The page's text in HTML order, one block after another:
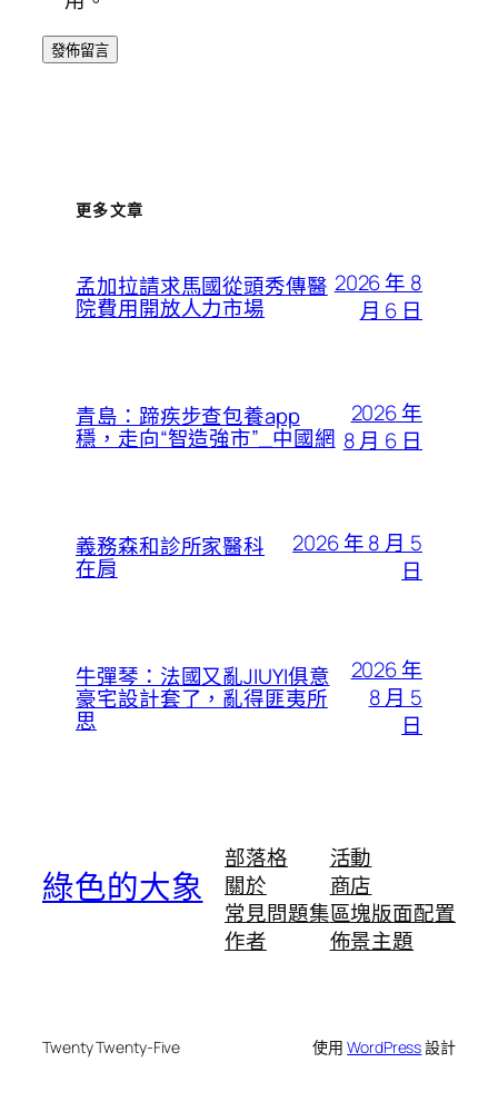
更多文章
孟加拉請求馬國從頭秀傳醫
院費用開放人力市場
2026 年 8
月 6 日
青島：蹄疾步查包養app
穩，走向“智造強市”_中國網
2026 年
8 月 6 日
義務森和診所家醫科
在肩
2026 年 8 月 5
日
牛彈琴：法國又亂JIUYI俱意
豪宅設計套了，亂得匪夷所
思
2026 年
8 月 5
日
綠色的大象
部落格
關於
常見問題集
作者
活動
商店
區塊版面配置
佈景主題
Twenty Twenty-Five 使用WordPress設計